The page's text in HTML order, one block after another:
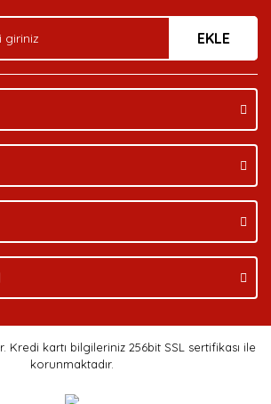
EKLE
Kredi kartı bilgileriniz 256bit SSL sertifikası ile
korunmaktadır.